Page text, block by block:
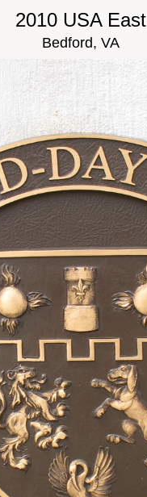
2010 USA East
Bedford, VA